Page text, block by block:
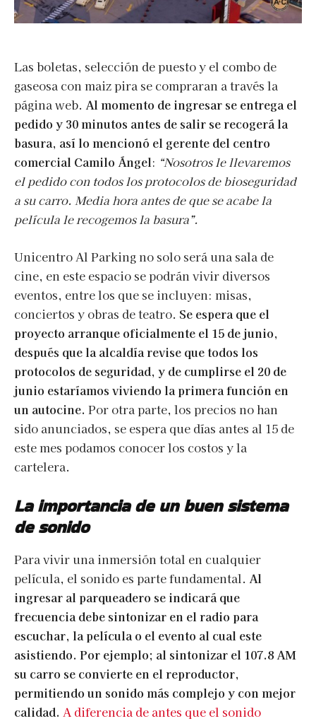
Las boletas, selección de puesto y el combo de
gaseosa con maiz pira se compraran a través la
página web. Al momento de ingresar se entrega el
pedido y 30 minutos antes de salir se recogerá la
basura, así lo mencionó el gerente del centro
comercial Camilo Ángel: “Nosotros le llevaremos
el pedido con todos los protocolos de bioseguridad
a su carro. Media hora antes de que se acabe la
película le recogemos la basura”.
Unicentro Al Parking no solo será una sala de
cine, en este espacio se podrán vivir diversos
eventos, entre los que se incluyen: misas,
conciertos y obras de teatro. Se espera que el
proyecto arranque oficialmente el 15 de junio,
después que la alcaldía revise que todos los
protocolos de seguridad, y de cumplirse el 20 de
junio estaríamos viviendo la primera función en
un autocine. Por otra parte, los precios no han
sido anunciados, se espera que días antes al 15 de
este mes podamos conocer los costos y la
cartelera.
La importancia de un buen sistema
de sonido
Para vivir una inmersión total en cualquier
película, el sonido es parte fundamental. Al
ingresar al parqueadero se indicará que
frecuencia debe sintonizar en el radio para
escuchar, la película o el evento al cual este
asistiendo. Por ejemplo; al sintonizar el 107.8 AM
su carro se convierte en el reproductor,
permitiendo un sonido más complejo y con mejor
calidad. A diferencia de antes que el sonido